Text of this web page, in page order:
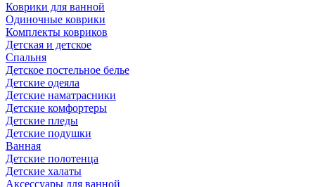
Коврики для ванной
Одиночные коврики
Комплекты ковриков
Детская и детское
Спальня
Детское постельное белье
Детские одеяла
Детские наматрасники
Детские комфортеры
Детские пледы
Детские подушки
Ванная
Детские полотенца
Детские халаты
Аксессуары для ванной